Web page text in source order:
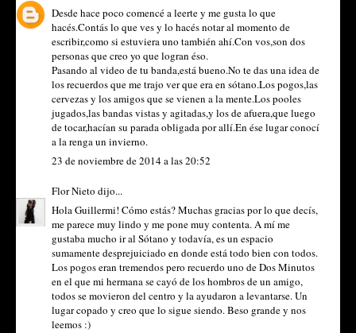
Desde hace poco comencé a leerte y me gusta lo que
hacés.Contás lo que ves y lo hacés notar al momento de
escribir,como si estuviera uno también ahí.Con vos,son dos
personas que creo yo que logran éso.
Pasando al video de tu banda,está bueno.No te das una idea de
los recuerdos que me trajo ver que era en sótano.Los pogos,las
cervezas y los amigos que se vienen a la mente.Los pooles
jugados,las bandas vistas y agitadas,y los de afuera,que luego
de tocar,hacían su parada obligada por allí.En ése lugar conocí
a la renga un invierno.
23 de noviembre de 2014 a las 20:52
Flor Nieto dijo...
Hola Guillermi! Cómo estás? Muchas gracias por lo que decís,
me parece muy lindo y me pone muy contenta. A mí me
gustaba mucho ir al Sótano y todavía, es un espacio
sumamente desprejuiciado en donde está todo bien con todos.
Los pogos eran tremendos pero recuerdo uno de Dos Minutos
en el que mi hermana se cayó de los hombros de un amigo,
todos se movieron del centro y la ayudaron a levantarse. Un
lugar copado y creo que lo sigue siendo. Beso grande y nos
leemos :)